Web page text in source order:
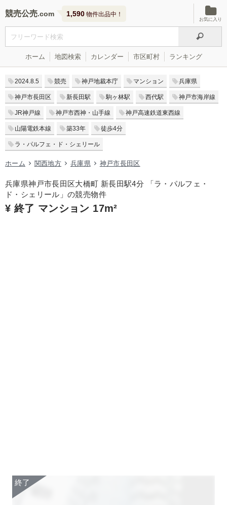
競売公売 1,590 物件出品中！
お気に入り
ホーム 地図検索 カレンダー 市区町村 ランキング
2024.8.5 競売 神戸地裁本庁 マンション 兵庫県
神戸市長田区 新長田駅 駒ヶ林駅 西代駅 神戸市海岸線
JR神戸線 神戸市西神・山手線 神戸高速鉄道東西線
山陽電鉄本線 築33年 徒歩4分
ラ・パルフェ・ド・シェリール
ホーム 関西地方 兵庫県 神戸市長田区
兵庫県神戸市長田区大橋町 新長田駅4分 「ラ・パルフェ・
ド・シェリール」の競売物件
¥ 終了 マンション 17m²